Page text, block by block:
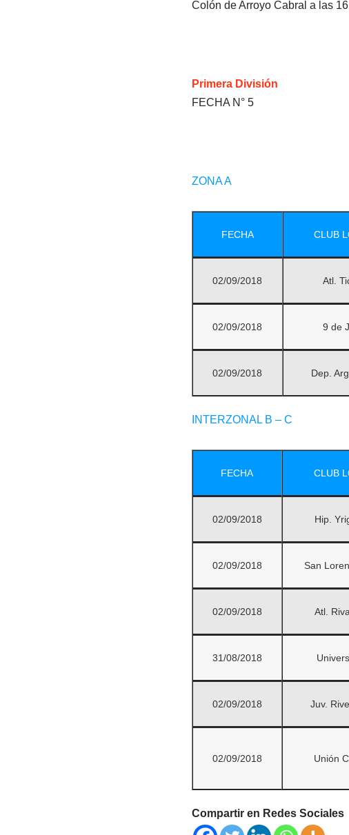
Colón de Arroyo Cabral a las
Primera División
FECHA N° 5
ZONA A
FECHA CLUB
02/09/2018 Atl.
02/09/2018 9 de
02/09/2018 Dep.
INTERZONAL B – C
FECHA CLUB
02/09/2018 Hip.
02/09/2018 San
02/09/2018 Atl.
31/08/2018
02/09/2018 Juv.
02/09/2018 Unión
Compartir en Redes Sociales